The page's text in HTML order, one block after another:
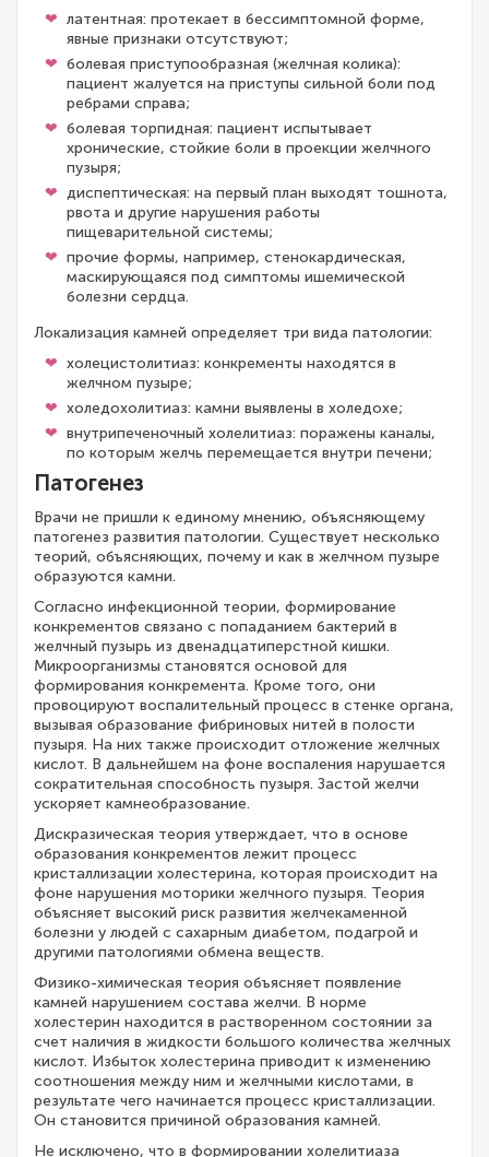
латентная: протекает в бессимптомной форме,
явные признаки отсутствуют;
болевая приступообразная (желчная колика):
пациент жалуется на приступы сильной боли под
ребрами справа;
болевая торпидная: пациент испытывает
хронические, стойкие боли в проекции желчного
пузыря;
диспептическая: на первый план выходят тошнота,
рвота и другие нарушения работы
пищеварительной системы;
прочие формы, например, стенокардическая,
маскирующаяся под симптомы ишемической
болезни сердца.
Локализация камней определяет три вида патологии:
холецистолитиаз: конкременты находятся в
желчном пузыре;
холедохолитиаз: камни выявлены в холедохе;
внутрипеченочный холелитиаз: поражены каналы,
по которым желчь перемещается внутри печени;
Патогенез
Врачи не пришли к единому мнению, объясняющему
патогенез развития патологии. Существует несколько
теорий, объясняющих, почему и как в желчном пузыре
образуются камни.
Согласно инфекционной теории, формирование
конкрементов связано с попаданием бактерий в
желчный пузырь из двенадцатиперстной кишки.
Микроорганизмы становятся основой для
формирования конкремента. Кроме того, они
провоцируют воспалительный процесс в стенке органа,
вызывая образование фибриновых нитей в полости
пузыря. На них также происходит отложение желчных
кислот. В дальнейшем на фоне воспаления нарушается
сократительная способность пузыря. Застой желчи
ускоряет камнеобразование.
Дискразическая теория утверждает, что в основе
образования конкрементов лежит процесс
кристаллизации холестерина, которая происходит на
фоне нарушения моторики желчного пузыря. Теория
объясняет высокий риск развития желчекаменной
болезни у людей с сахарным диабетом, подагрой и
другими патологиями обмена веществ.
Физико-химическая теория объясняет появление
камней нарушением состава желчи. В норме
холестерин находится в растворенном состоянии за
счет наличия в жидкости большого количества желчных
кислот. Избыток холестерина приводит к изменению
соотношения между ним и желчными кислотами, в
результате чего начинается процесс кристаллизации.
Он становится причиной образования камней.
Не исключено, что в формировании холелитиаза